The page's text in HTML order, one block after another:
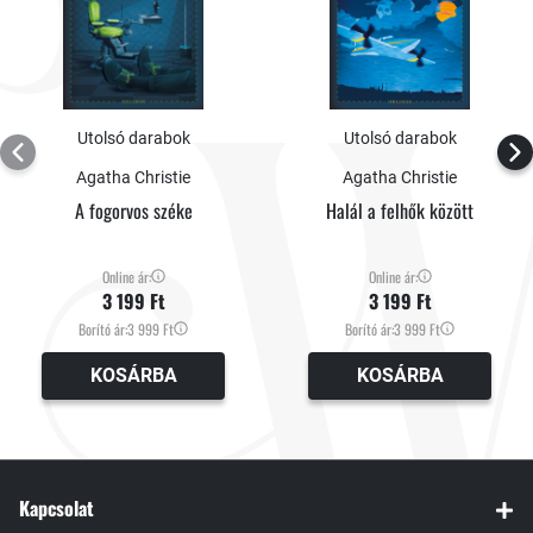
Utolsó darabok
Agatha Christie
A fogorvos széke
Online ár:
3 199 Ft
Borító ár:3 999 Ft
KOSÁRBA
Utolsó darabok
Agatha Christie
Halál a felhők között
Online ár:
3 199 Ft
Borító ár:3 999 Ft
KOSÁRBA
Kapcsolat